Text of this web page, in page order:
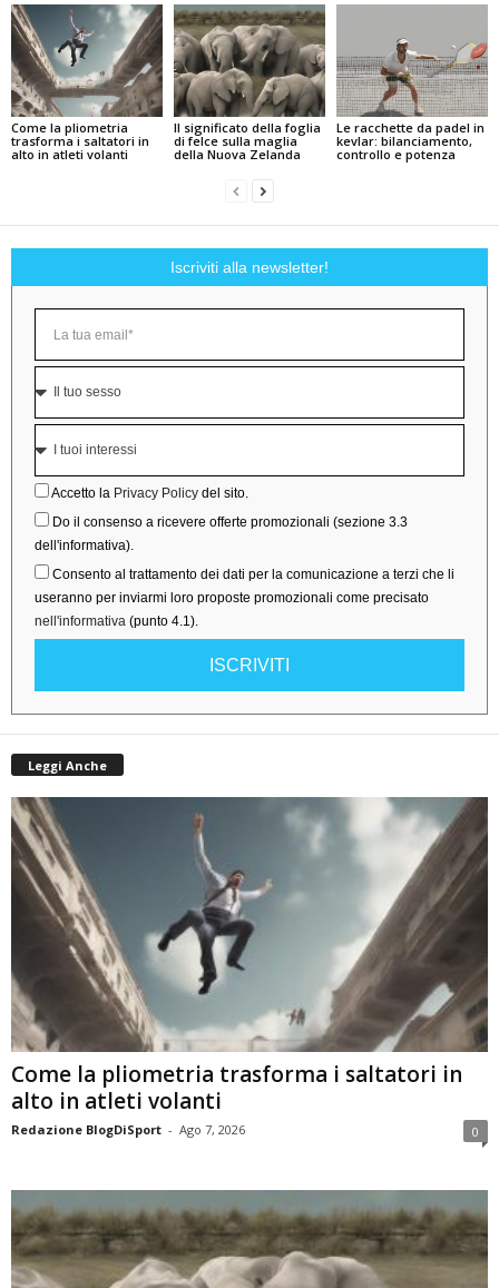
Come la pliometria
trasforma i saltatori in
alto in atleti volanti
Il significato della foglia
di felce sulla maglia
della Nuova Zelanda
Le racchette da padel in
kevlar: bilanciamento,
controllo e potenza
Iscriviti alla newsletter!
Accetto la Privacy Policy del sito.
Do il consenso a ricevere offerte promozionali (sezione 3.3
dell'informativa).
Consento al trattamento dei dati per la comunicazione a terzi che li
useranno per inviarmi loro proposte promozionali come precisato
nell'informativa (punto 4.1).
ISCRIVITI
Leggi Anche
Come la pliometria trasforma i saltatori in
alto in atleti volanti
Redazione BlogDiSport - Ago 7, 2026 0